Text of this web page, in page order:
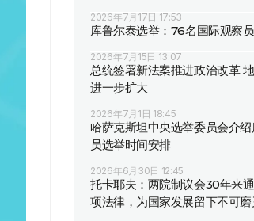
2026年7月17日 17:53
库鲁尔泰选举：76名国际观察
2026年7月15日 13:07
总统签署新法案推进政治改革
进一步扩大
2026年7月1日 18:45
哈萨克斯坦中央选举委员会介
员选举时间安排
2026年6月30日 12:45
托卡耶夫：两院制议会30年来
项法律，为国家发展留下不可